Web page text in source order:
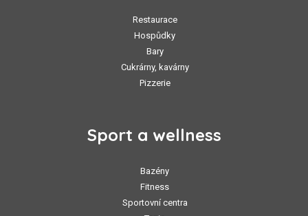
Restaurace
Hospůdky
Bary
Cukrárny, kavárny
Pizzerie
Sport a wellness
Bazény
Fitness
Sportovní centra